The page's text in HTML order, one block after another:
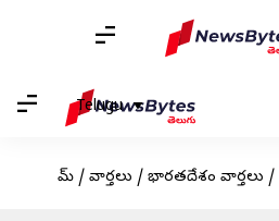
Telugu
హోమ్ / వార్తలు / భారతదేశం వార్తలు /